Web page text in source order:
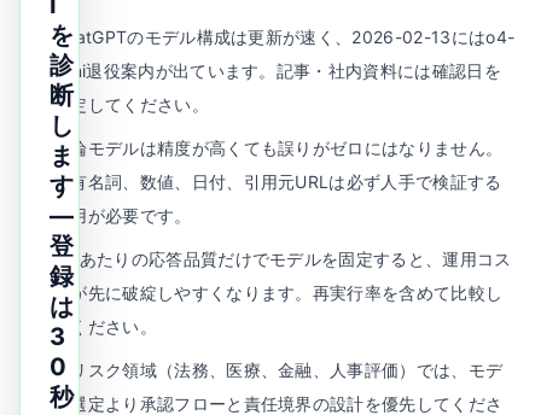
ChatGPTのモデル構成は更新が速く、2026-02-13にはo4-
mini退役案内が出ています。記事・社内資料には確認日を
固定してください。
推論モデルは精度が高くても誤りがゼロにはなりません。
固有名詞、数値、日付、引用元URLは必ず人手で検証する
運用が必要です。
1回あたりの応答品質だけでモデルを固定すると、運用コス
トが先に破綻しやすくなります。再実行率を含めて比較し
てください。
高リスク領域（法務、医療、金融、人事評価）では、モデ
ル選定より承認フローと責任境界の設計を優先してくださ
を
診
断
し
ま
す
—
登
録
は
3
0
秒